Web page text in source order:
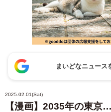
まいどなニュー
2025.02.01(Sat)
【漫画】2035年の東京